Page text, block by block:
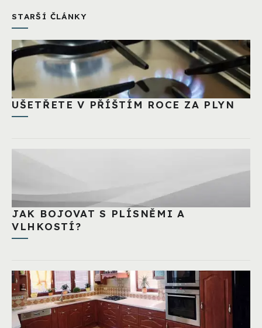
STARŠÍ ČLÁNKY
UŠETŘETE V PŘÍŠTÍM ROCE ZA PLYN
JAK BOJOVAT S PLÍSNĚMI A
VLHKOSTÍ?